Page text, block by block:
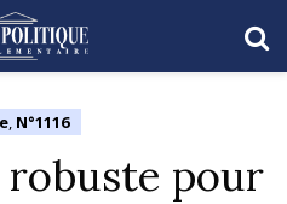
, N°1116
robuste pour